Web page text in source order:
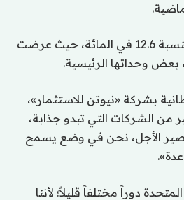
وقفزت أسهم «أتوس» بنسبة 12.6 في المائة، حيث عرضت
بعض وحداتها الرئيسية.
بشركة «نيوتن للاستثمار»،
من الشركات التي تبدو جذابة،
الأجل، نحن في وضع يسمح
دوراً مختلفاً قليلاً؛ لأننا